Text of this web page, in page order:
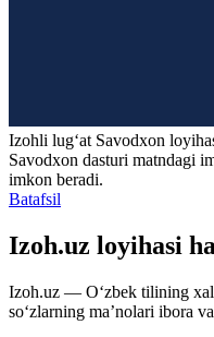
Izohli lugʻat Savodxon
Savodxon dasturi matndagi
imkon beradi.
Batafsil
Izoh.uz loyihasi
Izoh.uz — O‘zbek tilining
so‘zlarning ma’nolari ibora